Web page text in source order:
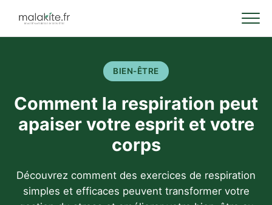
BIEN-ÊTRE
Comment la respiration peut
apaiser votre esprit et votre
corps
Découvrez comment des exercices de respiration
simples et efficaces peuvent transformer votre